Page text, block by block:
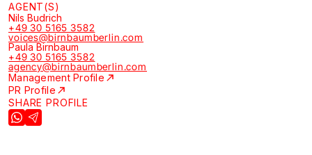
AGENT(S)
Nils Budrich
+49 30 5165 3582
voices@birnbaumberlin.com
Paula Birnbaum
+49 30 5165 3582
agency@birnbaumberlin.com
Management Profile
PR Profile
SHARE PROFILE